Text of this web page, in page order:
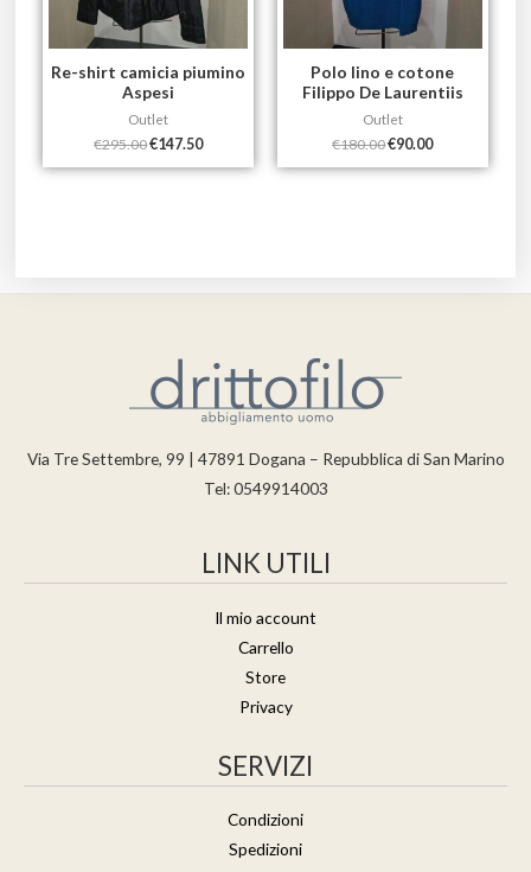
Re-shirt camicia piumino
Aspesi
Outlet
€295.00€147.50
Polo lino e cotone
Filippo De Laurentiis
Outlet
€180.00€90.00
Via Tre Settembre, 99 | 47891 Dogana – Repubblica di San Marino
Tel: 0549914003
LINK UTILI
Il mio account
Carrello
Store
Privacy
SERVIZI
Condizioni
Spedizioni